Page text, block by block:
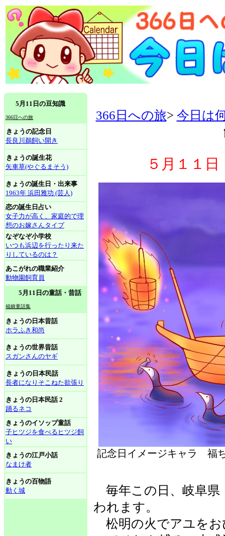
5月11日の豆知識
366日への旅
きょうの記念日
長良川鵜飼い開き
きょうの誕生花
矢車草(やぐるまそう)
きょうの誕生日・出来事
1963年 浜田雅功 (芸人)
恋の誕生日占い
女子力が高く、家庭的で理
想のお嫁さんタイプ
なぞなぞ小学校
いつも浜辺を行ったり来た
りしているのは？
あこがれの職業紹介
動物園飼育員
5月11日の童話・昔話
福娘童話集
きょうの日本昔話
ホラふき和尚
きょうの世界昔話
スガンさんのヤギ
きょうの日本民話
長者になりそこねた欲張り
きょうの日本民話 2
踊るネコ
きょうのイソップ童話
子ヒツジを食べるヒツジ飼
い
きょうの江戸小話
なまけ者
きょうの百物語
動く城
366日への旅> 今日は
５月１１
記念日イメージキャラ 福
毎年この日、岐阜県
われます。
松明の火でアユをお